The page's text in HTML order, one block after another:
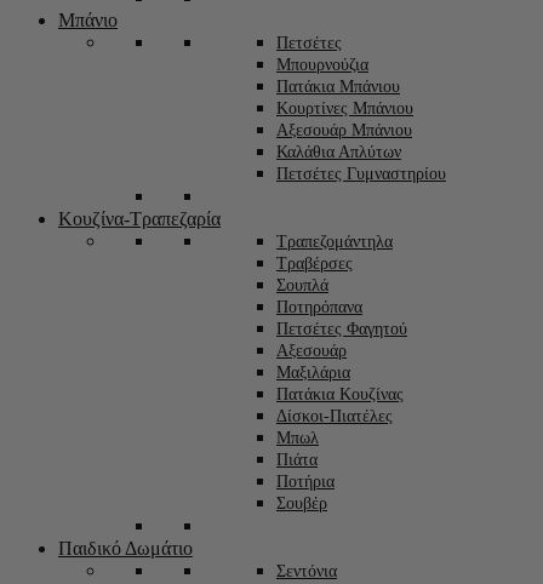
Μπάνιο
Πετσέτες
Μπουρνούζια
Πατάκια Μπάνιου
Κουρτίνες Μπάνιου
Αξεσουάρ Μπάνιου
Καλάθια Απλύτων
Πετσέτες Γυμναστηρίου
Κουζίνα-Τραπεζαρία
Τραπεζομάντηλα
Τραβέρσες
Σουπλά
Ποτηρόπανα
Πετσέτες Φαγητού
Αξεσουάρ
Μαξιλάρια
Πατάκια Κουζίνας
Δίσκοι-Πιατέλες
Μπωλ
Πιάτα
Ποτήρια
Σουβέρ
Παιδικό Δωμάτιο
Σεντόνια